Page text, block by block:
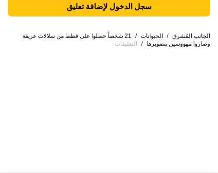
سجل الدخول لإضافة تعليق
الجانب المُشرق / الحيوانات /
21 شخصاً حصلوا على قطط من سلالات عريقة
وصاروا مهووسين بتصويرها
/ التعليقات